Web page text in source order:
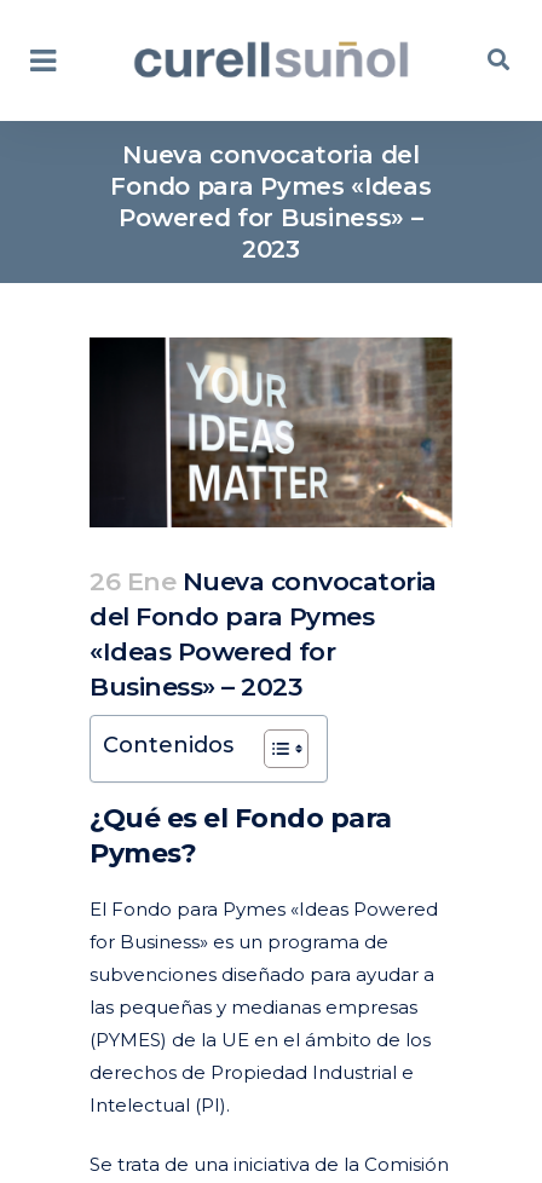
Nueva convocatoria del
Fondo para Pymes «Ideas
Powered for Business» –
2023
26 EneNueva convocatoria
del Fondo para Pymes
«Ideas Powered for
Business» – 2023
Contenidos
¿Qué es el Fondo para
Pymes?
El Fondo para Pymes «Ideas Powered
for Business» es un programa de
subvenciones diseñado para ayudar a
las pequeñas y medianas empresas
(PYMES) de la UE en el ámbito de los
derechos de Propiedad Industrial e
Intelectual (PI).
Se trata de una iniciativa de la Comisión